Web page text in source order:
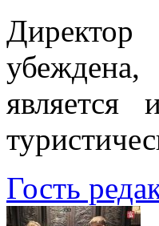
убеждена,
является
Гость